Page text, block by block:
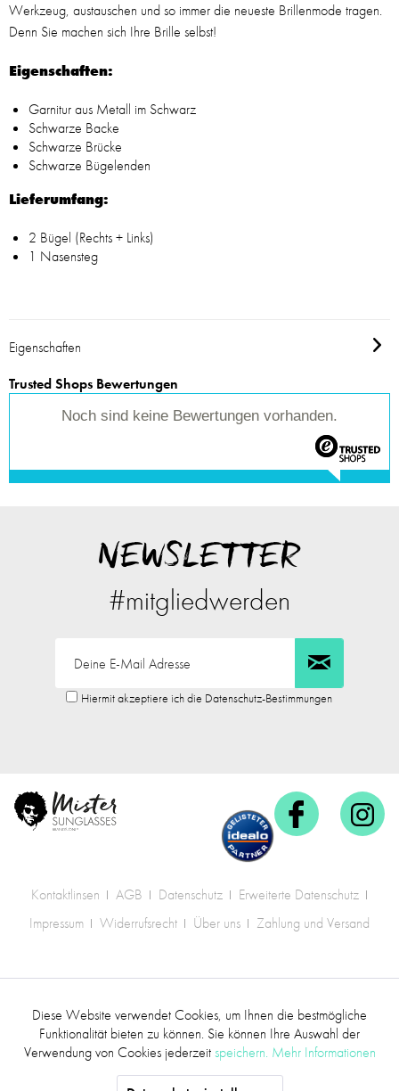
Werkzeug, austauschen und so immer die neueste Brillenmode tragen.
Denn Sie machen sich Ihre Brille selbst!
Eigenschaften:
Garnitur aus Metall im Schwarz
Schwarze Backe
Schwarze Brücke
Schwarze Bügelenden
Lieferumfang:
2 Bügel (Rechts + Links)
1 Nasensteg
Eigenschaften
Trusted Shops Bewertungen
Noch sind keine Bewertungen vorhanden.
NEWSLETTER
#mitgliedwerden
Hiermit akzeptiere ich die Datenschutz-Bestimmungen
Kontaktlinsen AGB Datenschutz
Erweiterte Datenschutz
Impressum
Widerrufsrecht Über uns Zahlung und Versand
Versandkosten.
Funktionale Aktiv
Diese Website verwendet Cookies, um Ihnen die bestmögliche
Funktionalität bieten zu können. Sie können Ihre Auswahl der
Verwendung von Cookies jederzeitspeichern. Mehr Informationen